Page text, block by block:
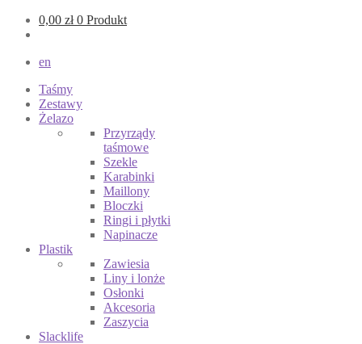
0,00 zł 0 Produkt
en
Taśmy
Zestawy
Żelazo
Przyrządy
taśmowe
Szekle
Karabinki
Maillony
Bloczki
Ringi i płytki
Napinacze
Plastik
Zawiesia
Liny i lonże
Osłonki
Akcesoria
Zaszycia
Slacklife